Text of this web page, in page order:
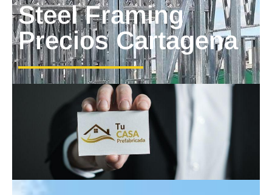
Steel Framing
Precios Cartagena